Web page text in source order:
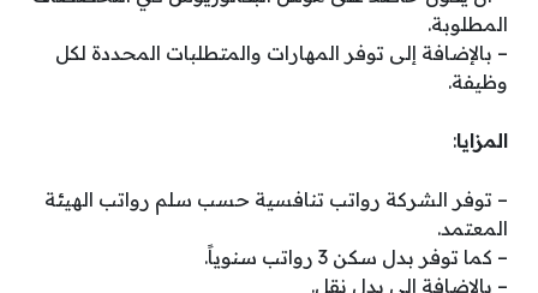
المطلوبة.
– بالإضافة إلى توفر المهارات والمتطلبات المحددة لكل
وظيفة.
المزايا:
– توفر الشركة رواتب تنافسية حسب سلم رواتب الهيئة
المعتمد.
– كما توفر بدل سكن 3 رواتب سنوياً.
– بالإضافة إلى بدل نقل.